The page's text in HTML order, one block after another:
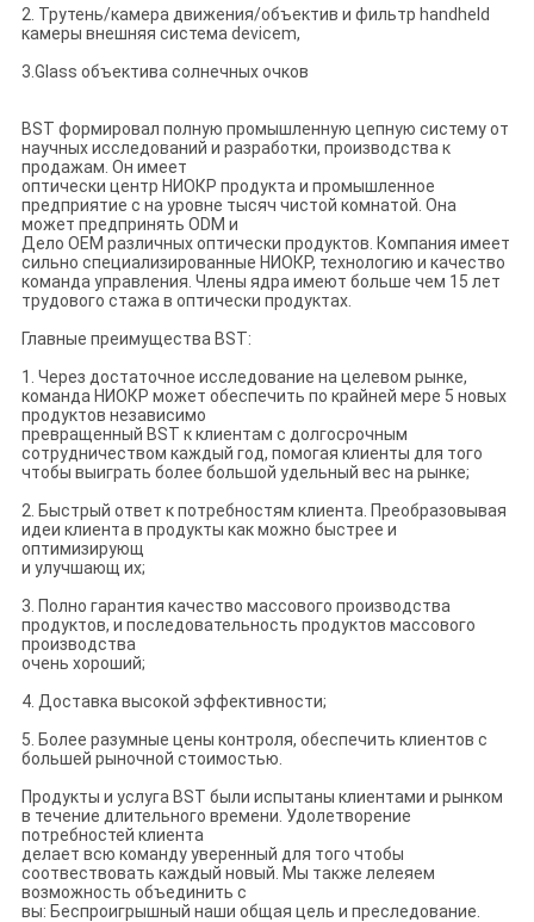
2. Трутень/камера движения/объектив и фильтр handheld
камеры внешняя система devicem,
3.Glass объектива солнечных очков
BST формировал полную промышленную цепную систему от
научных исследований и разработки, производства к
продажам. Он имеет
оптически центр НИОКР продукта и промышленное
предприятие с на уровне тысяч чистой комнатой. Она
может предпринять ODM и
Дело OEM различных оптически продуктов. Компания имеет
сильно специализированные НИОКР, технологию и качество
команда управления. Члены ядра имеют больше чем 15 лет
трудового стажа в оптически продуктах.
Главные преимущества BST:
1. Через достаточное исследование на целевом рынке,
команда НИОКР может обеспечить по крайней мере 5 новых
продуктов независимо
превращенный BST к клиентам с долгосрочным
сотрудничеством каждый год, помогая клиенты для того
чтобы выиграть более большой удельный вес на рынке;
2. Быстрый ответ к потребностям клиента. Преобразовывая
идеи клиента в продукты как можно быстрее и
оптимизирующ
и улучшающ их;
3. Полно гарантия качество массового производства
продуктов, и последовательность продуктов массового
производства
очень хороший;
4. Доставка высокой эффективности;
5. Более разумные цены контроля, обеспечить клиентов с
большей рыночной стоимостью.
Продукты и услуга BST были испытаны клиентами и рынком
в течение длительного времени. Удолетворение
потребностей клиента
делает всю команду уверенный для того чтобы
соотвествовать каждый новый. Мы также лелеяем
возможность объединить с
вы: Беспроигрышный наши общая цель и преследование.